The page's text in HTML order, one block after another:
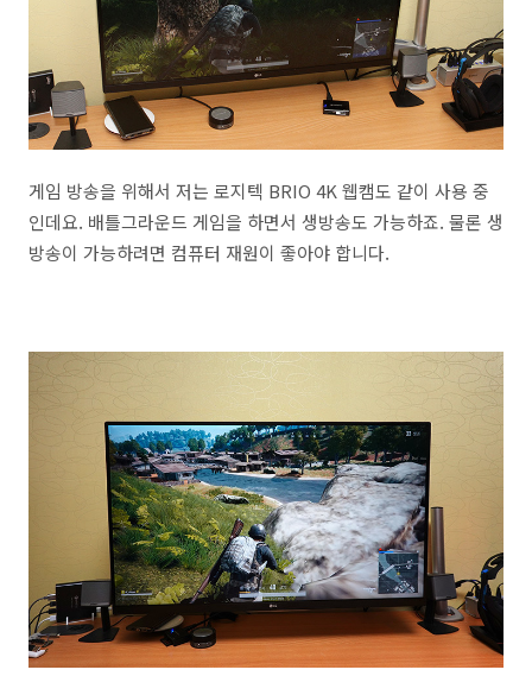
게임 방송을 위해서 저는 로지텍 BRIO 4K 웹캠도 같이 사용 중
인데요. 배틀그라운드 게임을 하면서 생방송도 가능하죠. 물론 생
방송이 가능하려면 컴퓨터 재원이 좋아야 합니다.